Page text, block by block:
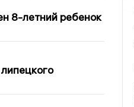
8-летний ребенок